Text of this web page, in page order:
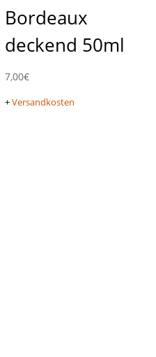
Bordeaux
deckend 50ml
7,00€
+Versandkosten